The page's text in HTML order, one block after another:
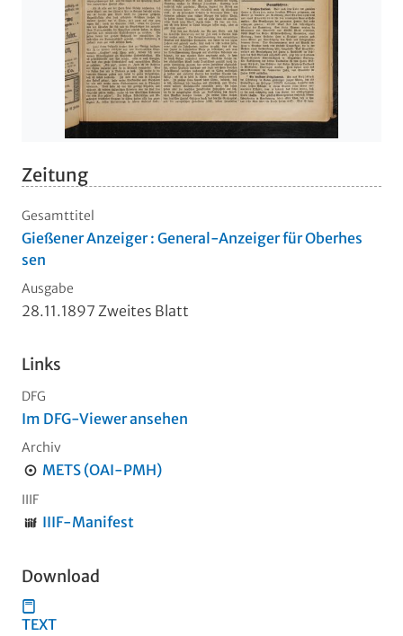
Zeitung
Gesamttitel
Gießener Anzeiger : General-Anzeiger für Oberhes
sen
Ausgabe
28.11.1897 Zweites Blatt
Links
DFG
Im DFG-Viewer ansehen
Archiv
METS (OAI-PMH)
IIIF
IIIF-Manifest
Download
TEXT